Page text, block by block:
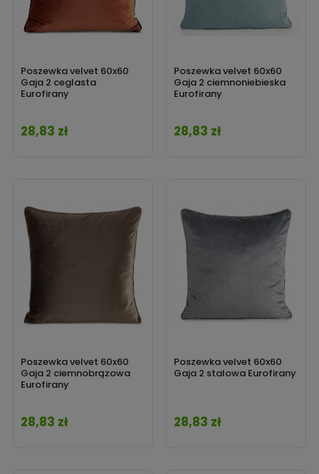
Poszewka velvet 60x60
Gaja 2 ceglasta
Eurofirany
Cena
28,83 zł
Poszewka velvet 60x60
Gaja 2 ciemnoniebieska
Eurofirany
Cena
28,83 zł
Poszewka velvet 60x60
Gaja 2 ciemnobrązowa
Eurofirany
Cena
28,83 zł
Poszewka velvet 60x60
Gaja 2 stalowa Eurofirany
Cena
28,83 zł